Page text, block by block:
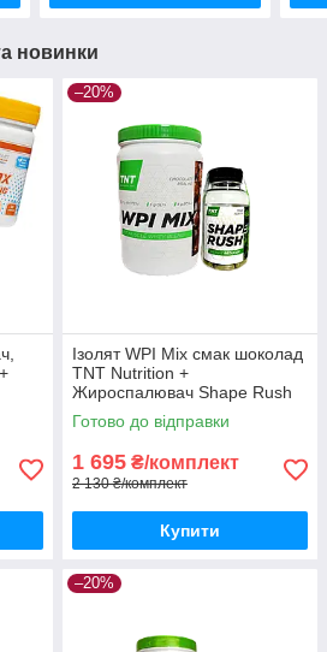
новинки
–20%
Ізолят WPI Mix смак шоколад
TNT Nutrition +
Жироспалювач Shape Rush
Готово до відправки
1 695 ₴/комплект
2 130 ₴/комплект
Купити
–20%